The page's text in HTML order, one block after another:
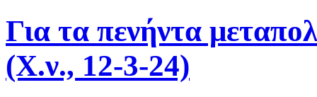
Για τα πενήντα
(Χ.ν., 12-3-24)